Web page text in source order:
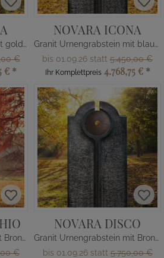
Granit Kindergrabstein mit goldener Kugel
€
€ *
NOVARA ICONA
Granit Urnengrabstein mit blauer Glas Kugel
bis 01.09.26 statt 5.450,00 €
Ihr Komplettpreis 4.768,75 € *
Granit Urnengrabstein mit Bronze Ring
€
NOVARA DISCO
Granit Urnengrabstein mit Bronze Scheibe
bis 01.09.26 statt5.750,00 €